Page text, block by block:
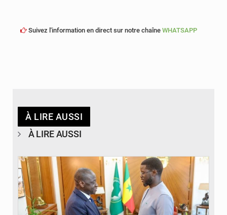
Suivez l'information en direct sur notre chaîne WHATSAPP
À LIRE AUSSI
À LIRE AUSSI